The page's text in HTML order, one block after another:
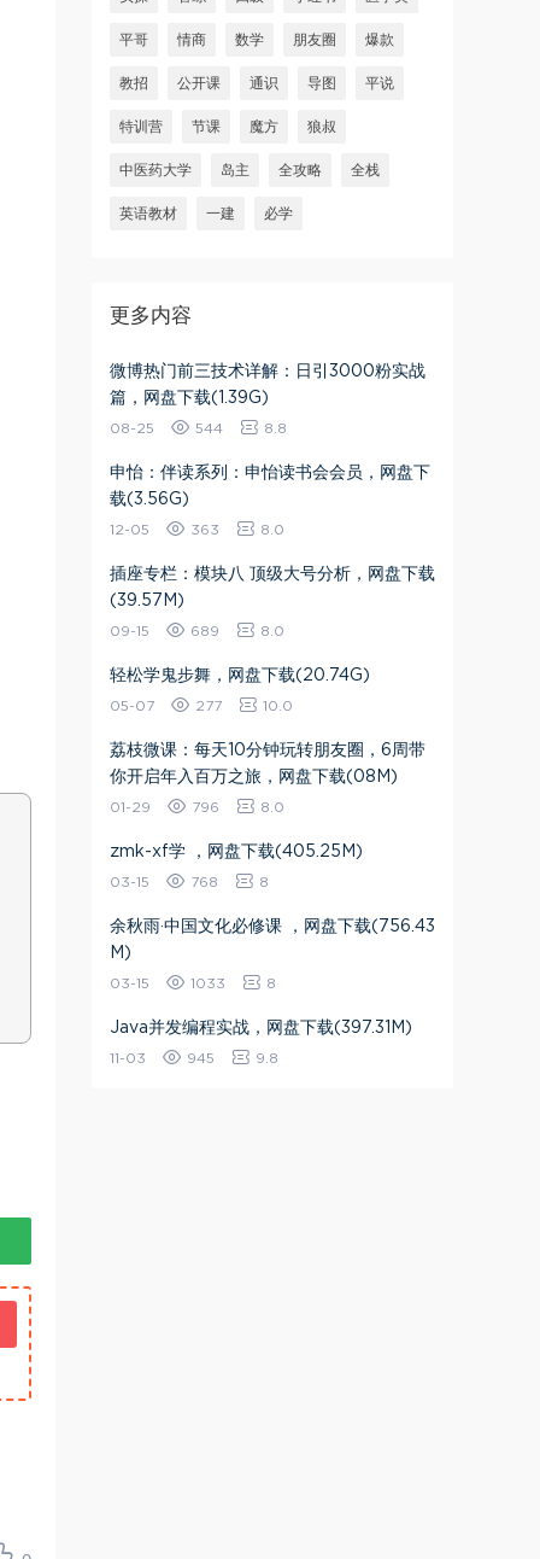
平哥 情商 数学 朋友圈 爆款
教招 公开课 通识 导图 平说
特训营 节课 魔方 狼叔
中医药大学 岛主 全攻略 全栈
英语教材 一建 必学
更多内容
微博热门前三技术详解：日引3000粉实战
篇​，网盘下载(1.39G)
08-25 544 8.8
申怡：伴读系列：申怡读书会会员，网盘下
载(3.56G)
12-05 363 8.0
插座专栏：模块八 顶级大号分析，网盘下载
(39.57M)
09-15 689 8.0
轻松学鬼步舞，网盘下载(20.74G)
05-07 277 10.0
荔枝微课：每天10分钟玩转朋友圈，6周带
你开启年入百万之旅，网盘下载(08M)
01-29 796 8.0
zmk-xf学 ，网盘下载(405.25M)
03-15 768 8
余秋雨·中国文化必修课 ，网盘下载(756.43
M)
03-15 1033 8
Java并发编程实战，网盘下载(397.31M)
11-03 945 9.8